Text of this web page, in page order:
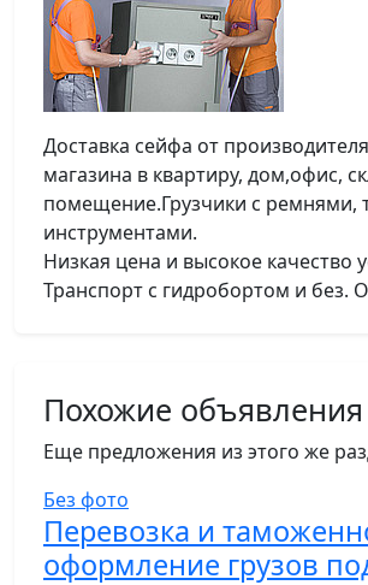
Доставка сейфа от
магазина в квартиру, дом,офис,
помещение.Грузчики с ремнями,
инструментами.
Низкая цена и высокое качество
Транспорт с гидробортом и без.
Похожие объявления
Еще предложения из этого же
Без фото
Перевозка и
оформление грузов